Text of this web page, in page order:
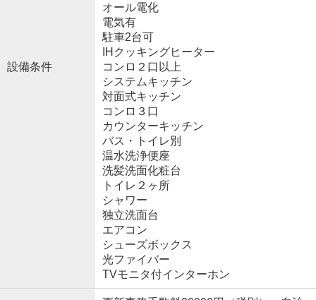
設備条件
オール電化
電気有
駐車2台可
IHクッキングヒーター
コンロ２口以上
システムキッチン
対面式キッチン
コンロ３口
カウンターキッチン
バス・トイレ別
温水洗浄便座
洗髪洗面化粧台
トイレ２ヶ所
シャワー
独立洗面台
エアコン
シューズボックス
光ファイバー
TVモニタ付インターホン